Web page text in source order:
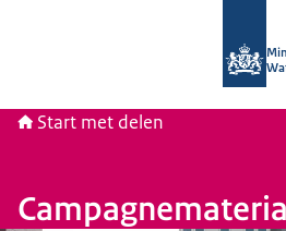
Start met delen